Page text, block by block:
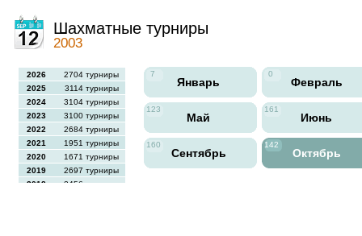
Шахматные турниры
2003
2026
2704 турниры
2025
3114 турниры
2024
3104 турниры
2023
3100 турниры
2022
2684 турниры
2021
1951 турниры
2020
1671 турниры
2019
2697 турниры
2018
2456 турниры
7
Январь
0
Февраль
123
Май
161
Июнь
160
Сентябрь
142
Октябрь